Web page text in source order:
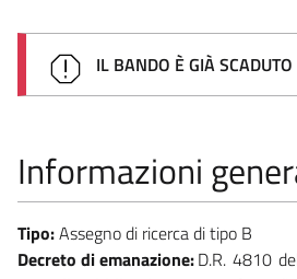
IL BANDO È GIÀ SCADUTO
Informazioni
Tipo:Assegno di ricerca di tipo B
Decreto di emanazione:D.R. 4810